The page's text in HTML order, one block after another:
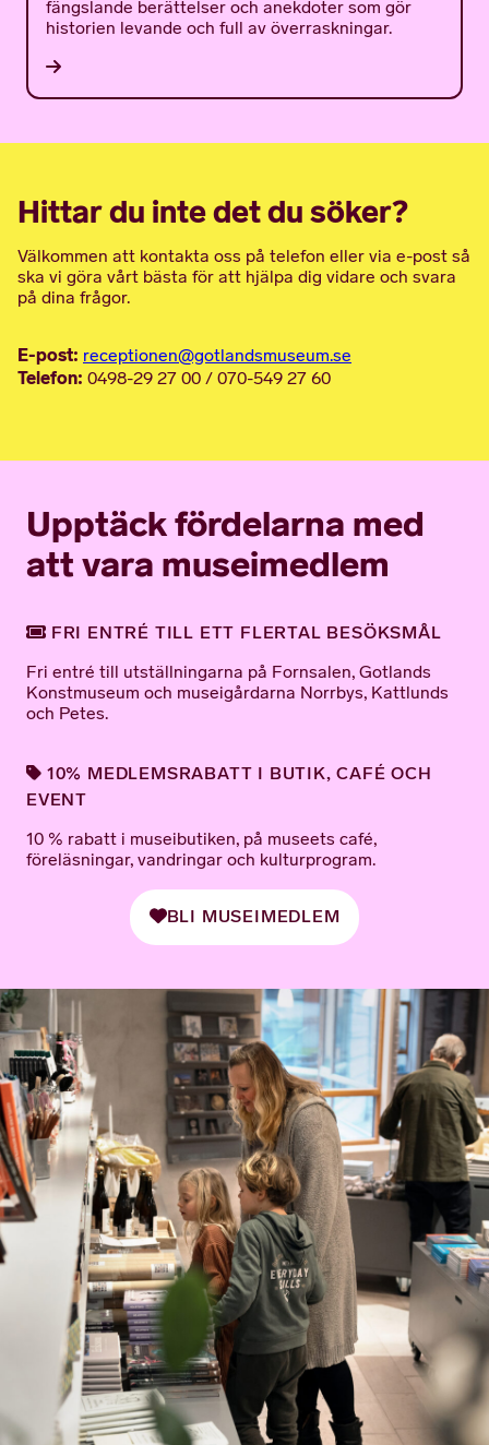
fängslande berättelser och anekdoter som gör
historien levande och full av överraskningar.
Hittar du inte det du söker?
Välkommen att kontakta oss på telefon eller via e-post så
ska vi göra vårt bästa för att hjälpa dig vidare och svara
på dina frågor.
E-post: receptionen@gotlandsmuseum.se
Telefon: 0498-29 27 00 / 070-549 27 60
Upptäck fördelarna med
att vara museimedlem
FRI ENTRÉ TILL ETT FLERTAL BESÖKSMÅL
Fri entré till utställningarna på Fornsalen, Gotlands
Konstmuseum och museigårdarna Norrbys, Kattlunds
och Petes.
10% MEDLEMSRABATT I BUTIK, CAFÉ OCH
EVENT
10 % rabatt i museibutiken, på museets café,
föreläsningar, vandringar och kulturprogram.
BLI MUSEIMEDLEM